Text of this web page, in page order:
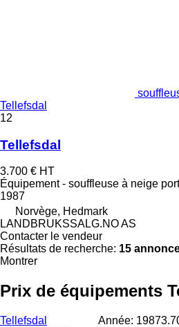
Tellefsdal
12
Tellefsdal
3.700 € HT
Équipement - souffleuse à neige
1987
Norvège, Hedmark
LANDBRUKSSALG.NO AS
Contacter le vendeur
Résultats de recherche: 15
Montrer
Prix de équipements
Tellefsdal Année: 1987